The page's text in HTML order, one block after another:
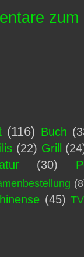
(116) Buch
(22) Grill
(30)
(45) TV